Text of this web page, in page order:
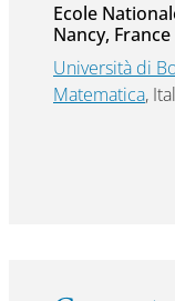
Ecole
Nancy, France
Università di
Matematica,